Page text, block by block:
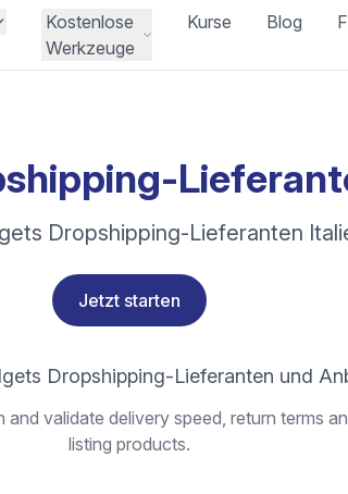
Kostenlose
Werkzeuge
Kurse Blog
Dropshipping-Lieferanten
Jetzt starten
Dropshipping-Lieferanten und
validate delivery speed, return terms
listing products.